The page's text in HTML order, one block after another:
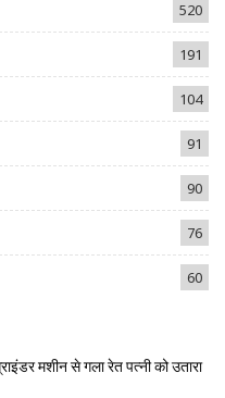
520
191
104
91
90
76
60
मशीन से गला रेत पत्नी को उतारा